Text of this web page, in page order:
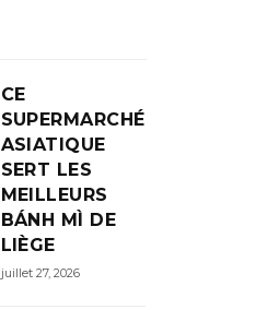
CE
SUPERMARCHÉ
ASIATIQUE
SERT LES
MEILLEURS
BÁNH MÌ DE
LIÈGE
juillet 27, 2026